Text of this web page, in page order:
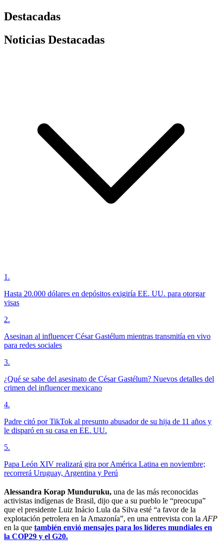
Destacadas
Noticias Destacadas
1 .
Hasta 20.000 dólares en depósitos exigiría EE. UU. para otorgar
visas
2.
Asesinan al influencer César Gastélum mientras transmitía en vivo
para redes sociales
3.
¿Qué se sabe del asesinato de César Gastélum? Nuevos detalles del
crimen del influencer mexicano
4.
Padre citó por TikTok al presunto abusador de su hija de 11 años y
le disparó en su casa en EE. UU.
5.
Papa León XIV realizará gira por América Latina en noviembre;
recorrerá Uruguay, Argentina y Perú
Alessandra Korap Munduruku, una de las más reconocidas
activistas indígenas de Brasil, dijo que a su pueblo le “preocupa”
que el presidente Luiz Inácio Lula da Silva esté “a favor de la
explotación petrolera en la Amazonía”, en una entrevista con la AFP
en la que también envió mensajes para los líderes mundiales en
la COP29 y el G20.